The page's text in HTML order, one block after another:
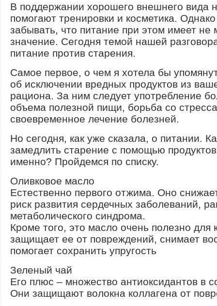
В поддержании хорошего внешнего вида
помогают тренировки и косметика.
забывать, что питание при этом имеет не
значение. Сегодня темой нашей
питание против старения.
Самое первое, о чем я хотела бы
об исключении вредных продуктов из
рациона. За ним следует употребление
объема полезной пищи, борьба со
своевременное лечение болезней.
Но сегодня, как уже сказала, о питании.
замедлить старение с помощью
именно? Пройдемся по списку.
Оливковое масло
Естественно первого отжима. Оно
риск развития сердечных заболеваний,
метаболического синдрома.
Кроме того, это масло очень полезно для
защищает ее от повреждений, снимает
помогает сохранить упругость
Зеленый чай
Его плюс – множество антиоксидантов в
Они защищают волокна коллагена от